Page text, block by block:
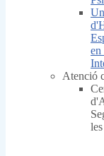
en
Atenció